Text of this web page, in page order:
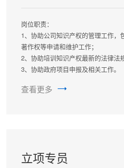
岗位职责：
1、协助公司知识产权的管理工作，
著作权等申请和维护工作；
2、协助培训知识产权最新的法律法规
3、协助政府项目申报及相关工作。
1、本科及以上学历，具有医药专业
查看更多
立项专员